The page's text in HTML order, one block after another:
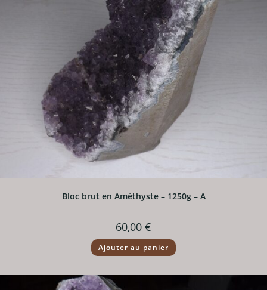
Bloc brut en Améthyste – 1250g – A
60,00 €
Ajouter au panier